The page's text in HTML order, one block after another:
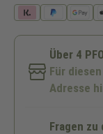
Über 4
Für
Adresse
Fragen zu